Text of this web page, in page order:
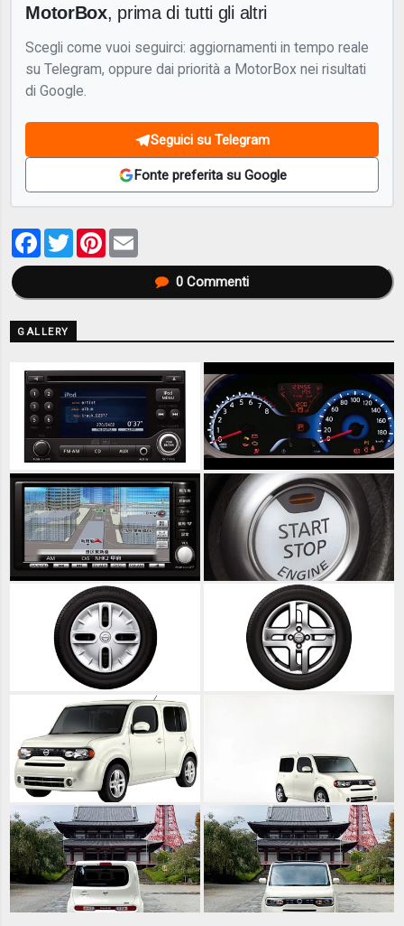
MotorBox, prima di tutti gli altri
Scegli come vuoi seguirci: aggiornamenti in tempo reale
su Telegram, oppure dai priorità a MotorBox nei risultati
di Google.
Seguici su Telegram
Fonte preferita su Google
Facebook
TwitterPinterest
0Commenti
GALLERY